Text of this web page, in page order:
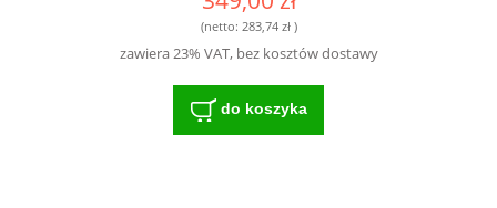
(netto: 283,74 zł)
zawiera 23% VAT, bez kosztów dostawy
do koszyka